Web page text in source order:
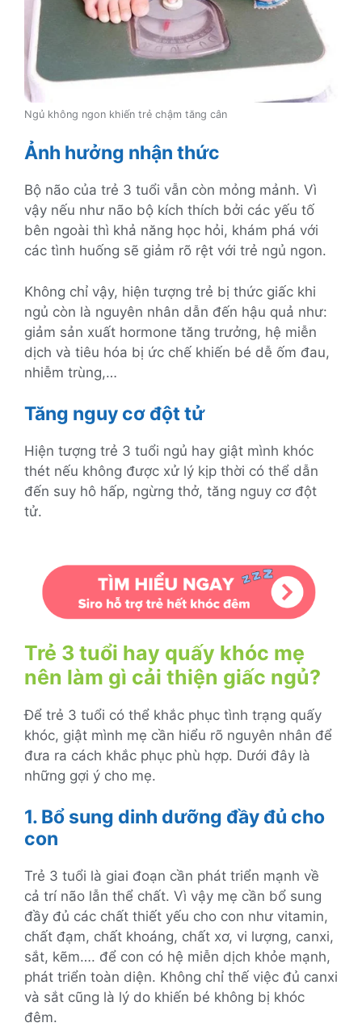
Ngủ không ngon khiến trẻ chậm tăng cân
Ảnh hưởng nhận thức
Bộ não của trẻ 3 tuổi vẫn còn mỏng mảnh. Vì
vậy nếu như não bộ kích thích bởi các yếu tố
bên ngoài thì khả năng học hỏi, khám phá với
các tình huống sẽ giảm rõ rệt với trẻ ngủ ngon.
Không chỉ vậy, hiện tượng trẻ bị thức giấc khi
ngủ còn là nguyên nhân dẫn đến hậu quả như:
giảm sản xuất hormone tăng trưởng, hệ miễn
dịch và tiêu hóa bị ức chế khiến bé dễ ốm đau,
nhiễm trùng,…
Tăng nguy cơ đột tử
Hiện tượng trẻ 3 tuổi ngủ hay giật mình khóc
thét nếu không được xử lý kịp thời có thể dẫn
đến suy hô hấp, ngừng thở, tăng nguy cơ đột
tử.
Trẻ 3 tuổi hay quấy khóc mẹ
nên làm gì cải thiện giấc ngủ?
Để trẻ 3 tuổi có thể khắc phục tình trạng quấy
khóc, giật mình mẹ cần hiểu rõ nguyên nhân để
đưa ra cách khắc phục phù hợp. Dưới đây là
những gợi ý cho mẹ.
1. Bổ sung dinh dưỡng đầy đủ cho
con
Trẻ 3 tuổi là giai đoạn cần phát triển mạnh về
cả trí não lẫn thể chất. Vì vậy mẹ cần bổ sung
đầy đủ các chất thiết yếu cho con như vitamin,
chất đạm, chất khoáng, chất xơ, vi lượng, canxi,
sắt, kẽm…. để con có hệ miễn dịch khỏe mạnh,
phát triển toàn diện. Không chỉ thế việc đủ canxi
và sắt cũng là lý do khiến bé không bị khóc
đêm.